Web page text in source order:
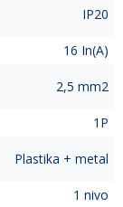
IP20
16 In(A)
2,5 mm2
1P
Plastika + metal
1 nivo